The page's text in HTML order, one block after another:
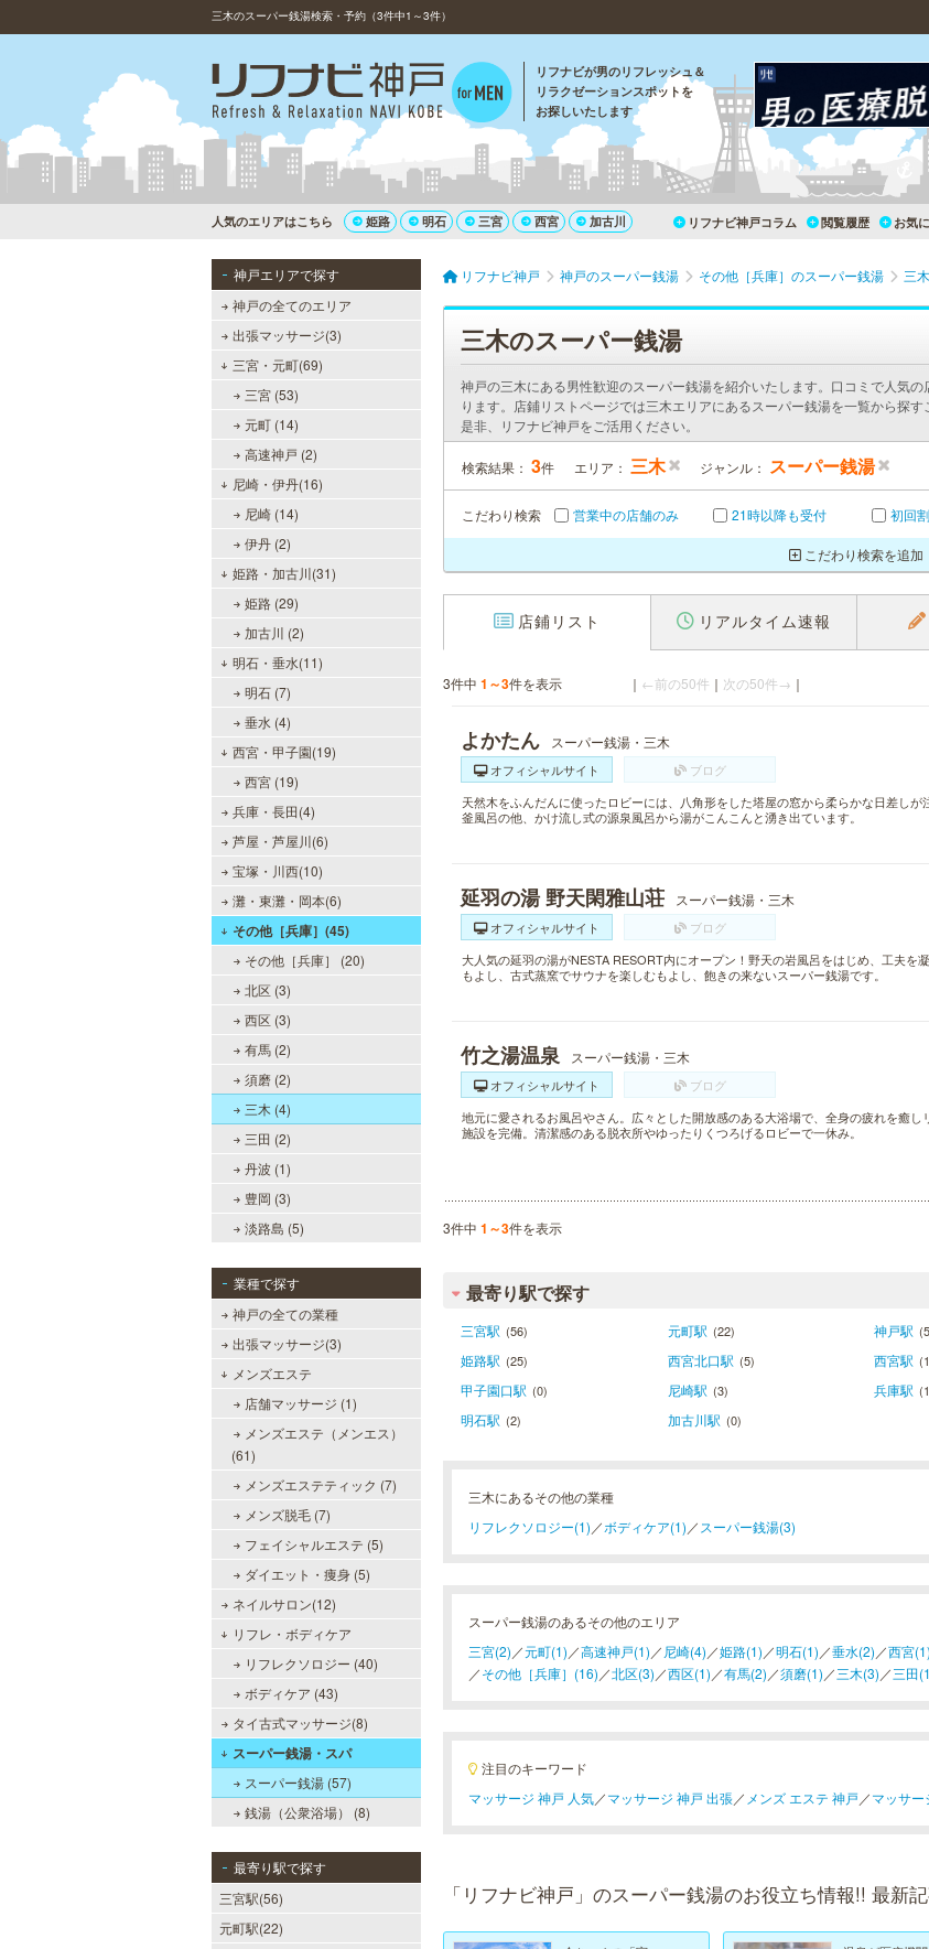
三木のスーパー銭湯検索・予約（3件中1～3件）
リフナビが男のリフレッシュ＆
リラクゼーションスポットを
お探しいたします
人気のエリアはこちら 姫路 明石 三宮 西宮 加古川 リフナビ神戸コラム 閲覧履歴 お気
神戸エリアで探す
神戸の全てのエリア
出張マッサージ(3)
三宮・元町(69)
三宮 (53)
元町 (14)
高速神戸 (2)
尼崎・伊丹(16)
尼崎 (14)
伊丹 (2)
姫路・加古川(31)
姫路 (29)
加古川 (2)
明石・垂水(11)
明石 (7)
垂水 (4)
西宮・甲子園(19)
西宮 (19)
兵庫・長田(4)
芦屋・芦屋川(6)
宝塚・川西(10)
灘・東灘・岡本(6)
その他［兵庫］(45)
その他［兵庫］ (20)
北区 (3)
西区 (3)
有馬 (2)
須磨 (2)
三木 (4)
三田 (2)
丹波 (1)
豊岡 (3)
淡路島 (5)
業種で探す
神戸の全ての業種
出張マッサージ(3)
メンズエステ
店舗マッサージ (1)
メンズエステ（メンエス）
(61)
メンズエステティック (7)
メンズ脱毛 (7)
フェイシャルエステ (5)
ダイエット・痩身 (5)
ネイルサロン(12)
リフレ・ボディケア
リフレクソロジー (40)
ボディケア (43)
タイ古式マッサージ(8)
スーパー銭湯・スパ
スーパー銭湯 (57)
銭湯（公衆浴場） (8)
最寄り駅で探す
三宮駅(56)
元町駅(22)
リフナビ神戸 神戸のスーパー銭湯 その他［兵庫］のスーパー銭湯 三
三木のスーパー銭湯
神戸の三木にある男性歓迎のスーパー銭湯を紹介いたします。口コミで人気
ります。店鋪リストページでは三木エリアにあるスーパー銭湯を一覧から探
是非、リフナビ神戸をご活用ください。
検索結果： 3件 エリア： 三木 ジャンル： スーパー銭湯
こだわり検索 営業中の店舗のみ 21時以降も受付 初回
こだわり検索を追加
店鋪リスト リアルタイム速報
3件中 1～3件を表示 ｜ ←前の50件 ｜ 次の50件→ ｜
よかたん スーパー銭湯・三木
オフィシャルサイト
ブログ
天然木をふんだんに使ったロビーには、八角形をした塔屋の窓から柔らかな日差し
釜風呂の他、かけ流し式の源泉風呂から湯がこんこんと湧き出ています。
延羽の湯 野天閑雅山荘 スーパー銭湯・三木
オフィシャルサイト
ブログ
大人気の延羽の湯がNESTA RESORT内にオープン！野天の岩風呂をはじめ、工夫を
もよし、古式蒸窯でサウナを楽しむもよし、飽きの来ないスーパー銭湯です。
竹之湯温泉 スーパー銭湯・三木
オフィシャルサイト
ブログ
地元に愛されるお風呂やさん。広々とした開放感のある大浴場で、全身の疲れを癒
施設を完備。清潔感のある脱衣所やゆったりくつろげるロビーで一休み。
3件中 1～3件を表示
最寄り駅で探す
三宮駅 (56) 元町駅 (22) 神戸駅
姫路駅 (25) 西宮北口駅 (5) 西宮駅
甲子園口駅 (0) 尼崎駅 (3) 兵庫駅
明石駅 (2) 加古川駅 (0)
三木にあるその他の業種
リフレクソロジー(1) ／ボディケア(1) ／ スーパー銭湯(3)
スーパー銭湯のあるその他のエリア
三宮(2) ／元町(1) ／高速神戸(1) ／ 尼崎(4) ／姫路(1) ／明石(1) ／垂水(2) ／西宮(1)
／その他［兵庫］(16) ／北区(3) ／西区(1) ／有馬(2) ／須磨(1) ／三木(3) ／三田
注目のキーワード
マッサージ 神戸 人気／マッサージ 神戸 出張／ メンズ エステ 神戸／マッサー
「リフナビ神戸」のスーパー銭湯のお役立ち情報!! 最新